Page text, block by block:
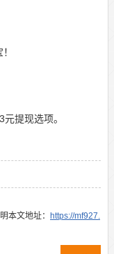
提现选项。
本文地址：
https://mf927.